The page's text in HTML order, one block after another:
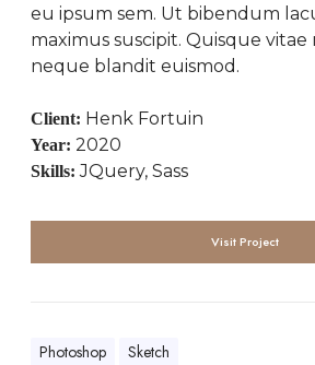
eu ipsum sem. Ut bibendum
maximus suscipit. Quisque vitae
neque blandit euismod.
Client: Henk Fortuin
Year: 2020
Skills: JQuery, Sass
Visit Project
Photoshop Sketch